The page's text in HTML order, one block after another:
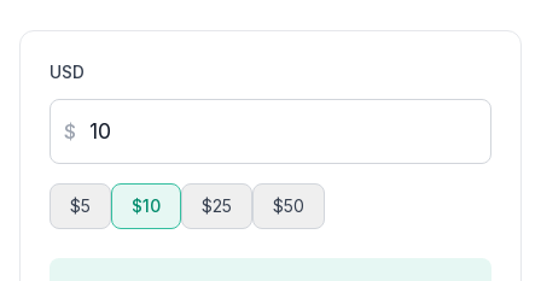
USD
$
$5 $10 $25 $50